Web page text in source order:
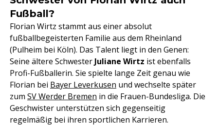
Fußball?
Florian Wirtz stammt aus einer absolut
fußballbegeisterten Familie aus dem Rheinland
(Pulheim bei Köln). Das Talent liegt in den Genen:
Seine ältere SchwesterJuliane Wirtz ist ebenfalls
Profi-Fußballerin. Sie spielte lange Zeit genau wie
Florian bei Bayer Leverkusen und wechselte später
zum SV Werder Bremen in die Frauen-Bundesliga. Die
Geschwister unterstützen sich gegenseitig
regelmäßig bei ihren sportlichen Karrieren.